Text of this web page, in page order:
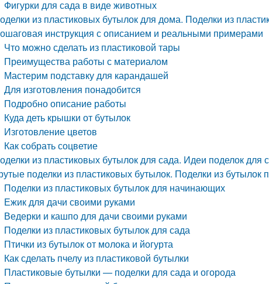
Фигурки для сада в виде животных
из пластиковых бутылок для дома. Поделки из
инструкция с описанием и реальными примерами
Что можно сделать из пластиковой тары
Преимущества работы с материалом
Мастерим подставку для карандашей
Для изготовления понадобится
Подробно описание работы
Куда деть крышки от бутылок
Изготовление цветов
Как собрать соцветие
из пластиковых бутылок для сада. Идеи поделок для
поделки из пластиковых бутылок. Поделки из
Поделки из пластиковых бутылок для начинающих
Ежик для дачи своими руками
Ведерки и кашпо для дачи своими руками
Поделки из пластиковых бутылок для сада
Птички из бутылок от молока и йогурта
Как сделать пчелу из пластиковой бутылки
Пластиковые бутылки — поделки для сада и огорода